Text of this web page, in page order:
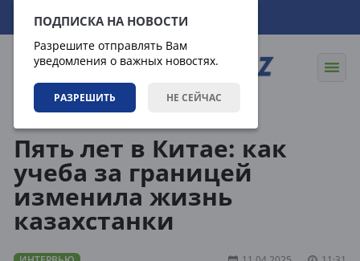
ПОДПИСКА НА НОВОСТИ
Разрешите отправлять Вам
уведомления о важных новостях.
РАЗРЕШИТЬ НЕ СЕЙЧАС
07.08.2026 03:23:48
Пять лет в Китае: как
учеба за границей
изменила жизнь
казахстанки